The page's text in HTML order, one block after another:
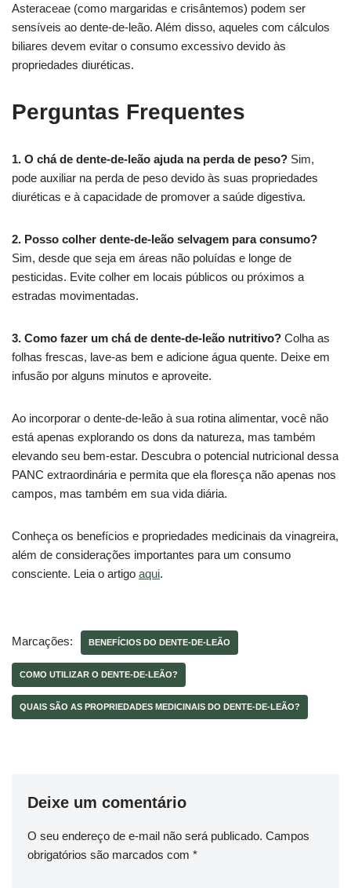
Asteraceae (como margaridas e crisântemos) podem ser
sensíveis ao dente-de-leão. Além disso, aqueles com cálculos
biliares devem evitar o consumo excessivo devido às
propriedades diuréticas.
Perguntas Frequentes
1. O chá de dente-de-leão ajuda na perda de peso? Sim,
pode auxiliar na perda de peso devido às suas propriedades
diuréticas e à capacidade de promover a saúde digestiva.
2. Posso colher dente-de-leão selvagem para consumo?
Sim, desde que seja em áreas não poluídas e longe de
pesticidas. Evite colher em locais públicos ou próximos a
estradas movimentadas.
3. Como fazer um chá de dente-de-leão nutritivo? Colha as
folhas frescas, lave-as bem e adicione água quente. Deixe em
infusão por alguns minutos e aproveite.
Ao incorporar o dente-de-leão à sua rotina alimentar, você não
está apenas explorando os dons da natureza, mas também
elevando seu bem-estar. Descubra o potencial nutricional dessa
PANC extraordinária e permita que ela floresça não apenas nos
campos, mas também em sua vida diária.
Conheça os benefícios e propriedades medicinais da vinagreira,
além de considerações importantes para um consumo
consciente. Leia o artigo aqui.
Marcações: BENEFÍCIOS DO DENTE-DE-LEÃO
COMO UTILIZAR O DENTE-DE-LEÃO?
QUAIS SÃO AS PROPRIEDADES MEDICINAIS DO DENTE-DE-LEÃO?
Deixe um comentário
O seu endereço de e-mail não será publicado. Campos
obrigatórios são marcados com *